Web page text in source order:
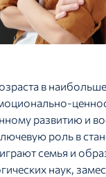
в
развитию и
роль в
семья и
наук,